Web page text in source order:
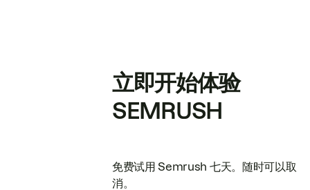
立即开始体验
SEMRUSH
免费试用 Semrush 七天。随时可以取
消。